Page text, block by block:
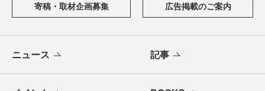
寄稿・取材企画募集 広告掲載のご案内
ニュース 記事